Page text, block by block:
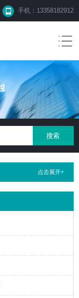
手机：13358182912
点击展开+